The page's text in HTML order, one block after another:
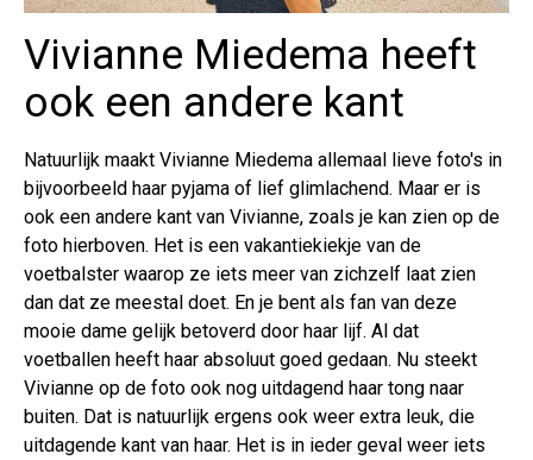
Vivianne Miedema heeft
ook een andere kant
Natuurlijk maakt Vivianne Miedema allemaal lieve foto's in
bijvoorbeeld haar pyjama of lief glimlachend. Maar er is
ook een andere kant van Vivianne, zoals je kan zien op de
foto hierboven. Het is een vakantiekiekje van de
voetbalster waarop ze iets meer van zichzelf laat zien
dan dat ze meestal doet. En je bent als fan van deze
mooie dame gelijk betoverd door haar lijf. Al dat
voetballen heeft haar absoluut goed gedaan. Nu steekt
Vivianne op de foto ook nog uitdagend haar tong naar
buiten. Dat is natuurlijk ergens ook weer extra leuk, die
uitdagende kant van haar. Het is in ieder geval weer iets